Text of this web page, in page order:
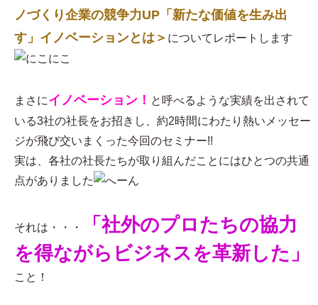
ノづくり企業の競争力UP「新たな価値を生み出
す」イノベーションとは＞ についてレポートします
まさにイノベーション！ と呼べるような実績を出されて
いる3社の社長をお招きし、約2時間にわたり熱いメッセー
ジが飛び交いまくった今回のセミナー!!
実は、各社の社長たちが取り組んだことにはひとつの共通
点がありました
それは・・・
「社外のプロたちの協力
を得ながらビジネスを革新した」
こと！